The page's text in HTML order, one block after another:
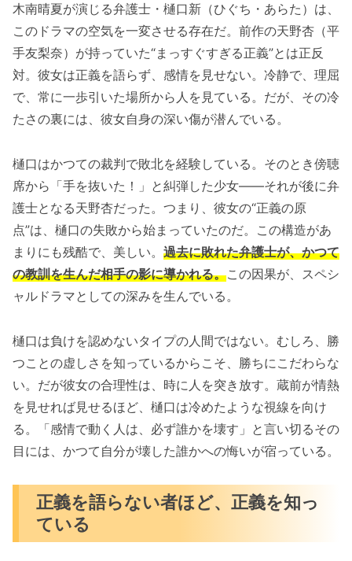
木南晴夏が演じる弁護士・樋口新（ひぐち・あらた）は、
このドラマの空気を一変させる存在だ。前作の天野杏（平
手友梨奈）が持っていた“まっすぐすぎる正義”とは正反
対。彼女は正義を語らず、感情を見せない。冷静で、理屈
で、常に一歩引いた場所から人を見ている。だが、その冷
たさの裏には、彼女自身の深い傷が潜んでいる。
樋口はかつての裁判で敗北を経験している。そのとき傍聴
席から「手を抜いた！」と糾弾した少女――それが後に弁
護士となる天野杏だった。つまり、彼女の“正義の原
点”は、樋口の失敗から始まっていたのだ。この構造があ
まりにも残酷で、美しい。 過去に敗れた弁護士が、かつて
の教訓を生んだ相手の影に導かれる。この因果が、スペシ
ャルドラマとしての深みを生んでいる。
樋口は負けを認めないタイプの人間ではない。むしろ、勝
つことの虚しさを知っているからこそ、勝ちにこだわらな
い。だが彼女の合理性は、時に人を突き放す。蔵前が情熱
を見せれば見せるほど、樋口は冷めたような視線を向け
る。「感情で動く人は、必ず誰かを壊す」と言い切るその
目には、かつて自分が壊した誰かへの悔いが宿っている。
正義を語らない者ほど、正義を知っ
ている